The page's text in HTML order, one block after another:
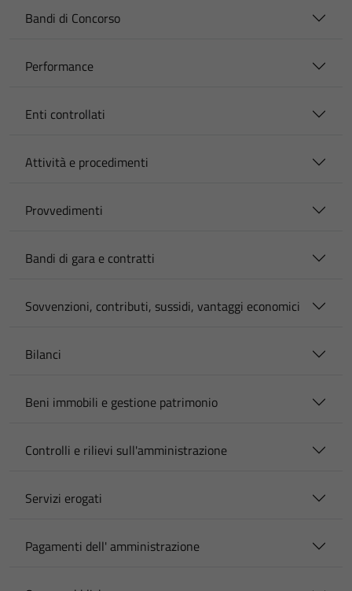
Bandi di Concorso
Performance
Enti controllati
Attività e procedimenti
Provvedimenti
Bandi di gara e contratti
Sovvenzioni, contributi, sussidi, vantaggi economici
Bilanci
Beni immobili e gestione patrimonio
Controlli e rilievi sull'amministrazione
Servizi erogati
Pagamenti dell' amministrazione